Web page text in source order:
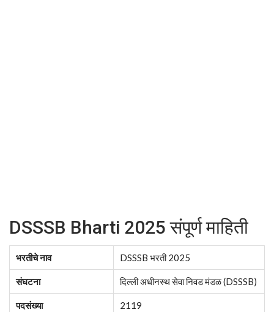
DSSSB Bharti 2025 संपूर्ण माहिती
भरतीचे नाव DSSSB भरती 2025
संघटना दिल्ली अधीनस्थ सेवा निवड मंडळ (DSSSB)
पदसंख्या 2119